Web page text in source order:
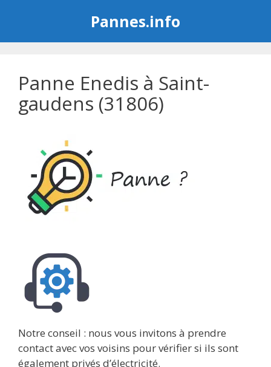
Pannes.info
Panne Enedis à Saint-
gaudens (31806)
Notre conseil : nous vous invitons à prendre
contact avec vos voisins pour vérifier si ils sont
également privés d’électricité.